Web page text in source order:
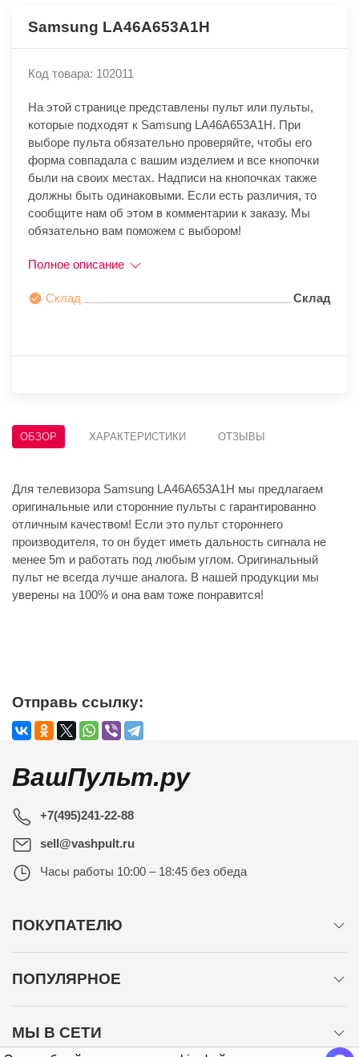
Samsung LA46A653A1H
Код товара: 102011
На этой странице представлены пульт или пульты,
которые подходят к Samsung LA46A653A1H. При
выборе пульта обязательно проверяйте, чтобы его
форма совпадала с вашим изделием и все кнопочки
были на своих местах. Надписи на кнопочках также
должны быть одинаковыми. Если есть различия, то
сообщите нам об этом в комментарии к заказу. Мы
обязательно вам поможем с выбором!
Полное описание
Склад Склад
ОБЗОР ХАРАКТЕРИСТИКИ ОТЗЫВЫ
Для телевизора Samsung LA46A653A1H мы предлагаем
оригинальные или сторонние пульты с гарантированно
отличным качеством! Если это пульт стороннего
производителя, то он будет иметь дальность сигнала не
менее 5m и работать под любым углом. Оригинальный
пульт не всегда лучше аналога. В нашей продукции мы
уверены на 100% и она вам тоже понравится!
Отправь ссылку:
ВашПульт.ру
+7(495)241-22-88
sell@vashpult.ru
Часы работы 10:00 – 18:45 без обеда
ПОКУПАТЕЛЮ
ПОПУЛЯРНОЕ
МЫ В СЕТИ